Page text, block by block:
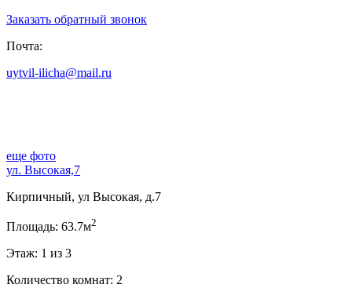
Заказать обратный звонок
Почта:
uytvil-ilicha@mail.ru
еще фото
ул. Высокая,7
Кирпичный, ул Высокая, д.7
Площадь: 63.7м2
Этаж: 1 из 3
Количество комнат: 2